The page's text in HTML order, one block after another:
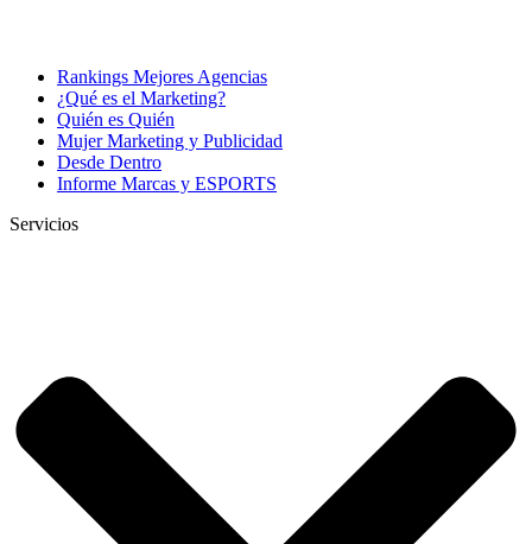
Rankings Mejores Agencias
¿Qué es el Marketing?
Quién es Quién
Mujer Marketing y Publicidad
Desde Dentro
Informe Marcas y ESPORTS
Servicios